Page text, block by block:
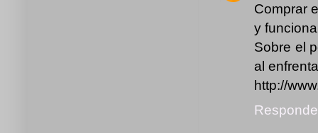
Comprar
y
Sobre el
al
http://